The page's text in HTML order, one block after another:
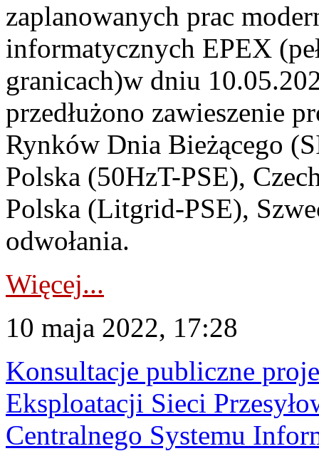
zaplanowanych prac
informatycznych EPEX
granicach)w dniu
przedłużono zawieszenie
Rynków Dnia Bieżącego
Polska (50HzT-PSE),
Polska (Litgrid-PSE),
odwołania.
Więcej...
10 maja 2022, 17:28
Konsultacje publiczne
Eksploatacji Sieci
Centralnego Systemu